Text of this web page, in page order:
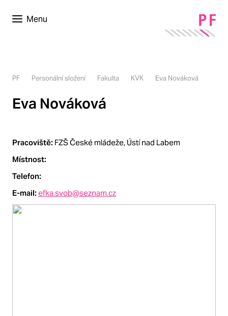
Menu
PF Personální složení Fakulta KVK Eva Nováková
Eva Nováková
Pracoviště: FZŠ České mládeže, Ústí nad Labem
Místnost:
Telefon:
E-mail: efka.svob@seznam.cz